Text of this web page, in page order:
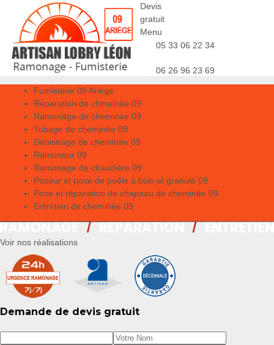
Devis
gratuit
Menu
05 33 06 22 34
06 26 96 23 69
Fumisterie 09 Ariège
Réparation de chmeinée 09
Ramonage de cheminée 09
Tubage de cheminée 09
Débistrage de cheminée 09
Ramoneur 09
Ramonage de chaudière 09
Poseur et pose de poêle à bois et granulé 09
Pose et réparation de chapeau de cheminée 09
Entretien de cheminée 09
Voir nos réalisations
Demande de devis gratuit